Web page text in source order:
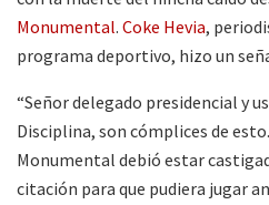
Monumental. Coke Hevia,
programa deportivo, hizo un
“Señor delegado presidencial y
Disciplina, son cómplices de
Monumental debió estar
citación para que pudiera jugar